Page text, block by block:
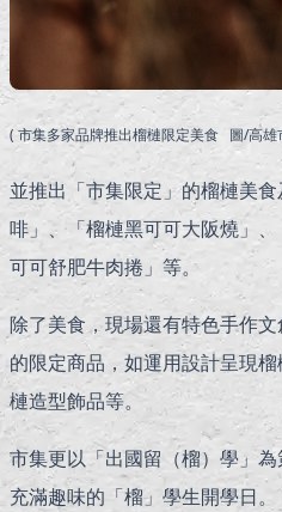
( 市集多家品牌推出榴槤限定美食 圖/高雄
並推出「市集限定」的榴槤美
啡」、「榴槤黑可可大阪燒」
可可舒肥牛肉捲」等。
除了美食，現場還有特色手作
的限定商品，如運用設計呈現
槤造型飾品等。
市集更以「出國留（榴）學」
充滿趣味的「榴」學生開學日。